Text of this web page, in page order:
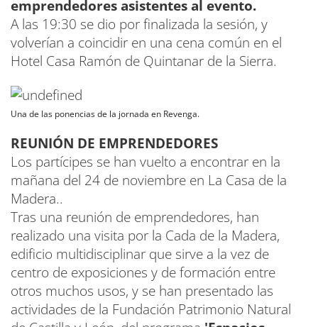
emprendedores asistentes al evento.
A las 19:30 se dio por finalizada la sesión, y
volverían a coincidir en una cena común en el
Hotel Casa Ramón de Quintanar de la Sierra.
Una de las ponencias de la jornada en Revenga.
REUNIÓN DE EMPRENDEDORES
Los partícipes se han vuelto a encontrar en la
mañana del 24 de noviembre en La Casa de la
Madera..
Tras una reunión de emprendedores, han
realizado una visita por la Cada de la Madera,
edificio multidisciplinar que sirve a la vez de
centro de exposiciones y de formación entre
otros muchos usos, y se han presentado las
actividades de la Fundación Patrimonio Natural